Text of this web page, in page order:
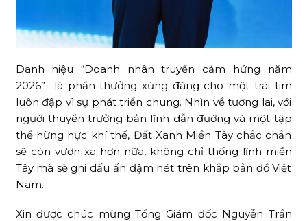
Danh hiệu “Doanh nhân truyền cảm hứng năm
2026” là phần thưởng xứng đáng cho một trái tim
luôn đập vì sự phát triển chung. Nhìn về tương lai, với
người thuyền trưởng bản lĩnh dẫn đường và một tập
thể hừng hực khí thế, Đất Xanh Miền Tây chắc chắn
sẽ còn vươn xa hơn nữa, không chỉ thống lĩnh miền
Tây mà sẽ ghi dấu ấn đậm nét trên khắp bản đồ Việt
Nam.
Xin được chúc mừng Tổng Giám đốc Nguyễn Trần